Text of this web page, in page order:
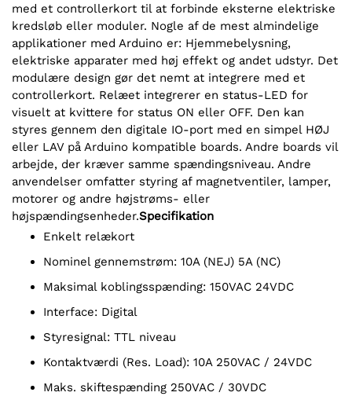
med et controllerkort til at forbinde eksterne elektriske
kredsløb eller moduler. Nogle af de mest almindelige
applikationer med Arduino er: Hjemmebelysning,
elektriske apparater med høj effekt og andet udstyr. Det
modulære design gør det nemt at integrere med et
controllerkort. Relæet integrerer en status-LED for
visuelt at kvittere for status ON eller OFF. Den kan
styres gennem den digitale IO-port med en simpel HØJ
eller LAV på Arduino kompatible boards. Andre boards vil
arbejde, der kræver samme spændingsniveau. Andre
anvendelser omfatter styring af magnetventiler, lamper,
motorer og andre højstrøms- eller
højspændingsenheder.Specifikation
Enkelt relækort
Nominel gennemstrøm: 10A (NEJ) 5A (NC)
Maksimal koblingsspænding: 150VAC 24VDC
Interface: Digital
Styresignal: TTL niveau
Kontaktværdi (Res. Load): 10A 250VAC / 24VDC
Maks. skiftespænding 250VAC / 30VDC